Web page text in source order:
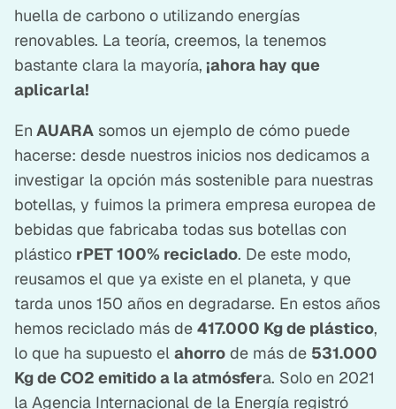
huella de carbono o utilizando energías
renovables. La teoría, creemos, la tenemos
bastante clara la mayoría, ¡ahora hay que
aplicarla!
En AUARA somos un ejemplo de cómo puede
hacerse: desde nuestros inicios nos dedicamos a
investigar la opción más sostenible para nuestras
botellas, y fuimos la primera empresa europea de
bebidas que fabricaba todas sus botellas con
plástico rPET 100% reciclado. De este modo,
reusamos el que ya existe en el planeta, y que
tarda unos 150 años en degradarse. En estos años
hemos reciclado más de 417.000 Kg de plástico,
lo que ha supuesto el ahorro de más de 531.000
Kg de CO2 emitido a la atmósfera. Solo en 2021
la Agencia Internacional de la Energía registró